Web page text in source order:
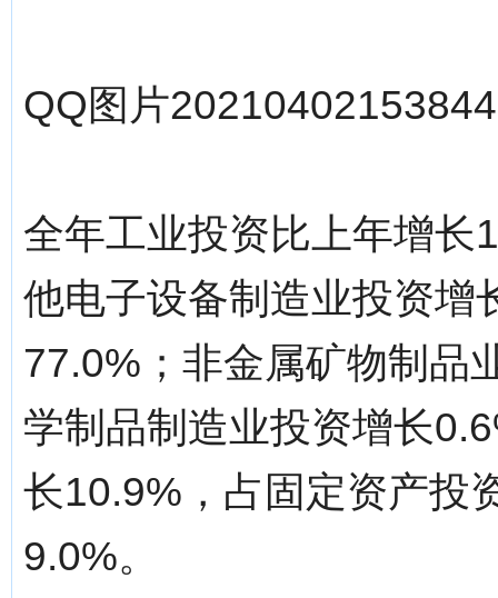
QQ图片
全年工业投资比上年增长
他电子设备制造业投资增
77.0%；非金属矿物制品
学制品制造业投资增长
长10.9%，占固定资产投
9.0%。